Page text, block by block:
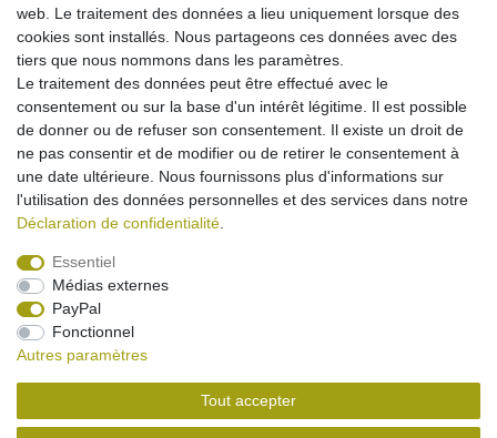
Câble de connexion AV pour Sony VMC-15FS
9,95 € *
Dans le panier
avec TVA Frais de livraison
Mentions légales
Conditions générales
Rétracter le contrat ici Contact
web. Le traitement des données a lieu uniquement lorsque des
cookies sont installés. Nous partageons ces données avec des
tiers que nous nommons dans les paramètres.
Le traitement des données peut être effectué avec le
consentement ou sur la base d'un intérêt légitime. Il est possible
de donner ou de refuser son consentement. Il existe un droit de
ne pas consentir et de modifier ou de retirer le consentement à
une date ultérieure. Nous fournissons plus d'informations sur
l'utilisation des données personnelles et des services dans notre
Déclaration de confidentialité
Essentiel
Médias externes
PayPal
Fonctionnel
Autres paramètres
Tout accepter